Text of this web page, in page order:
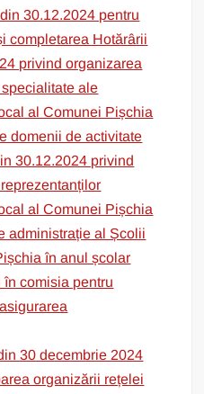
30.12.2024 pentru
completarea Hotărârii
privind organizarea
ale
al Comunei Pișchia
domenii de activitate
30.12.2024 privind
al Comunei Pișchia
administrație al Școlii
în anul școlar
în comisia pentru
30 decembrie 2024
organizării rețelei